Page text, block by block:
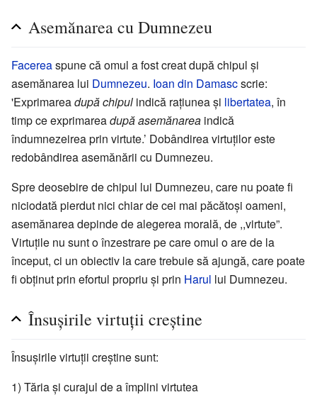
Asemănarea cu Dumnezeu
Facereaspune că omul a fost creat după chipul și
asemănarea lui Dumnezeu. Ioan din Damascscrie:
'Exprimareadupă chipul indică rațiunea și libertatea, în
timp ce exprimareadupă asemănarea indică
îndumnezeirea prin virtute.’ Dobândirea virtuților este
redobândirea asemănării cu Dumnezeu.
Spre deosebire de chipul lui Dumnezeu, care nu poate fi
niciodată pierdut nici chiar de cei mai păcătoși oameni,
asemănarea depinde de alegerea morală, de ,,virtute”.
Virtuțile nu sunt o înzestrare pe care omul o are de la
început, ci un obiectiv la care trebuie să ajungă, care poate
fi obținut prin efortul propriu și prin Harul lui Dumnezeu.
Însușirile virtuții creștine
Însușirile virtuții creștine sunt:
1) Tăria și curajul de a împlini virtutea